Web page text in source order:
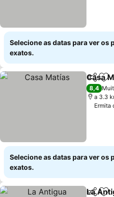
Selecione as datas para ver os
exatos.
Casa
8,4
a 3.3
Ermita
Selecione as datas para ver os
exatos.
La